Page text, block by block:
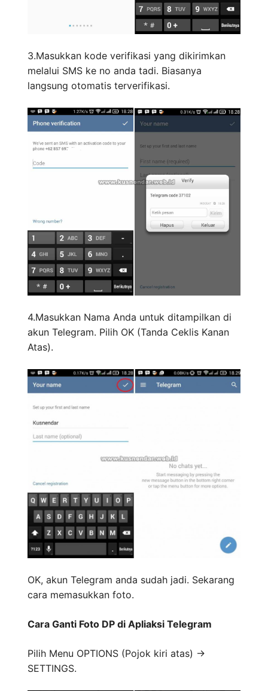
3.Masukkan kode verifikasi yang dikirimkan
melalui SMS ke no anda tadi. Biasanya
langsung otomatis terverifikasi.
4.Masukkan Nama Anda untuk ditampilkan di
akun Telegram. Pilih OK (Tanda Ceklis Kanan
Atas).
OK, akun Telegram anda sudah jadi. Sekarang
cara memasukkan foto.
Cara Ganti Foto DP di Apliaksi Telegram
Pilih Menu OPTIONS (Pojok kiri atas) ->
SETTINGS.